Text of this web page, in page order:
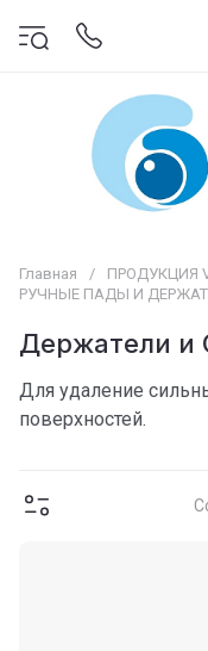
Главная / ПРОДУКЦИЯ
РУЧНЫЕ ПАДЫ И
Держатели и
Для удаление
поверхностей.